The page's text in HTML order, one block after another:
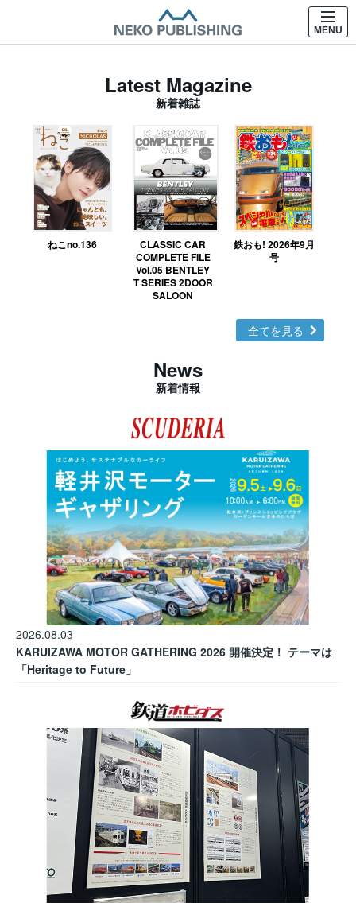
MENU
Latest Magazine
新着雑誌
ねこno.136
CLASSIC CAR
COMPLETE FILE
Vol.05 BENTLEY
T SERIES 2DOOR
SALOON
鉄おも! 2026年9月
号
全てを見る
News
新着情報
2026.08.03
KARUIZAWA MOTOR GATHERING 2026 開催決定！ テーマは
「Heritage to Future」